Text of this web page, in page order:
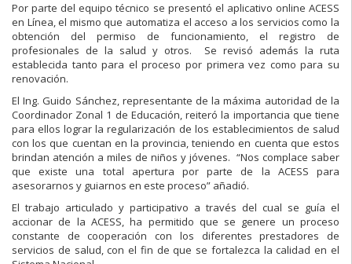
Por parte del equipo técnico se presentó el aplicativo online ACESS
en Línea, el mismo que automatiza el acceso a los servicios como la
obtención del permiso de funcionamiento, el registro de
profesionales de la salud y otros. Se revisó además la ruta
establecida tanto para el proceso por primera vez como para su
renovación.
El Ing. Guido Sánchez, representante de la máxima autoridad de la
Coordinador Zonal 1 de Educación, reiteró la importancia que tiene
para ellos lograr la regularización de los establecimientos de salud
con los que cuentan en la provincia, teniendo en cuenta que estos
brindan atención a miles de niños y jóvenes. “Nos complace saber
que existe una total apertura por parte de la ACESS para
asesorarnos y guiarnos en este proceso” añadió.
El trabajo articulado y participativo a través del cual se guía el
accionar de la ACESS, ha permitido que se genere un proceso
constante de cooperación con los diferentes prestadores de
servicios de salud, con el fin de que se fortalezca la calidad en el